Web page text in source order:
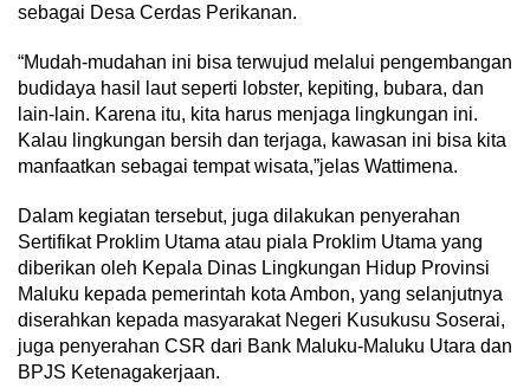
sebagai Desa Cerdas Perikanan.
“Mudah-mudahan ini bisa terwujud melalui pengembangan
budidaya hasil laut seperti lobster, kepiting, bubara, dan
lain-lain. Karena itu, kita harus menjaga lingkungan ini.
Kalau lingkungan bersih dan terjaga, kawasan ini bisa kita
manfaatkan sebagai tempat wisata,”jelas Wattimena.
Dalam kegiatan tersebut, juga dilakukan penyerahan
Sertifikat Proklim Utama atau piala Proklim Utama yang
diberikan oleh Kepala Dinas Lingkungan Hidup Provinsi
Maluku kepada pemerintah kota Ambon, yang selanjutnya
diserahkan kepada masyarakat Negeri Kusukusu Soserai,
juga penyerahan CSR dari Bank Maluku-Maluku Utara dan
BPJS Ketenagakerjaan.